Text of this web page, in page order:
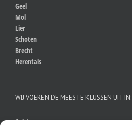
Geel
Mol
Lier
Schoten
Brecht
Herentals
WIJ VOEREN DE MEESTE KLUSSEN UIT IN:
Aalst